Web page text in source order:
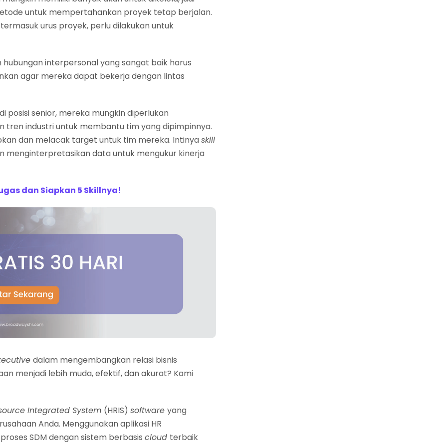
untuk mempertahankan proyek tetap berjalan.
urus proyek, perlu dilakukan untuk
interpersonal yang sangat baik harus
agar mereka dapat bekerja dengan lintas
posisi senior, mereka mungkin diperlukan
tren industri untuk membantu tim yang dipimpinnya.
dan melacak target untuk tim mereka. Intinyaskill
menginterpretasikan data untuk mengukur kinerja
dan Siapkan 5 Skillnya!
dalam mengembangkan relasi bisnis
menjadi lebih muda, efektif, dan akurat? Kami
Integrated System (HRIS) software yang
Anda. Menggunakan aplikasi HR
SDM dengan sistem berbasis cloud terbaik